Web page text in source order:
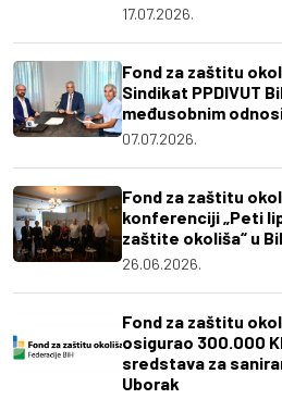
17.07.2026.
Fond za zaštitu
Sindikat PPDIVUT
međusobnim
07.07.2026.
Fond za zaštitu
konferenciji „Peti
zaštite okoliša“ u
26.06.2026.
Fond za zaštitu
osigurao 300.000
sredstava za
Uborak